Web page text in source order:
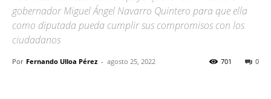
gobernador Miguel Ángel Navarro Quintero para que ella
como diputada pueda cumplir sus compromisos con los
ciudadanos
Por Fernando Ulloa Pérez - agosto 25, 2022 0
701